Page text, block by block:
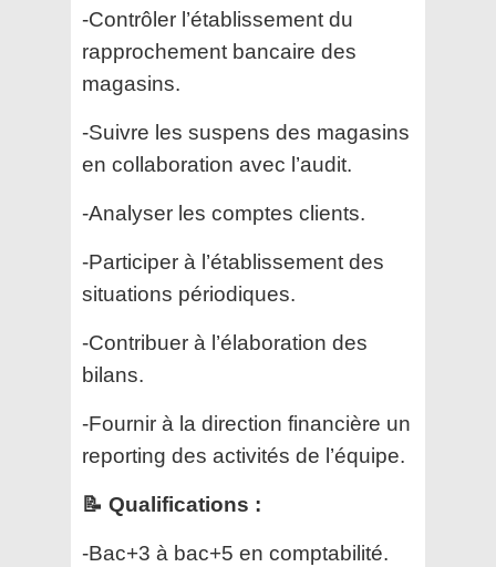
-Contrôler l’établissement du
rapprochement bancaire des
magasins.
-Suivre les suspens des magasins
en collaboration avec l’audit.
-Analyser les comptes clients.
-Participer à l’établissement des
situations périodiques.
-Contribuer à l’élaboration des
bilans.
-Fournir à la direction financière un
reporting des activités de l’équipe.
📝 Qualifications :
-Bac+3 à bac+5 en comptabilité.